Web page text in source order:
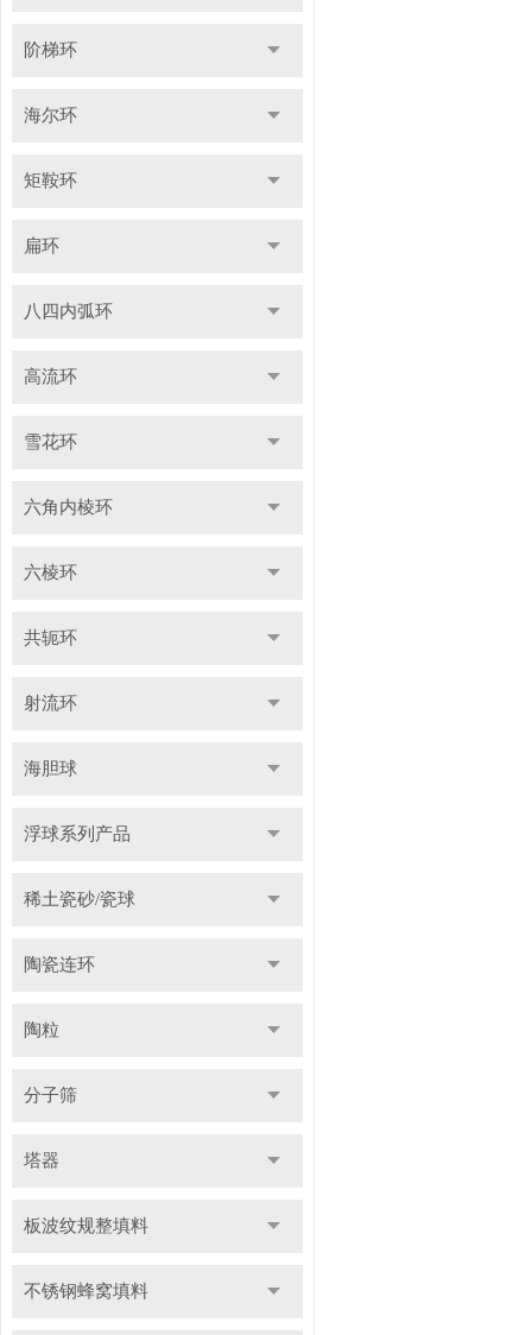
阶梯环
海尔环
矩鞍环
扁环
八四内弧环
高流环
雪花环
六角内棱环
六棱环
共轭环
射流环
海胆球
浮球系列产品
稀土瓷砂/瓷球
陶瓷连环
陶粒
分子筛
塔器
板波纹规整填料
不锈钢蜂窝填料